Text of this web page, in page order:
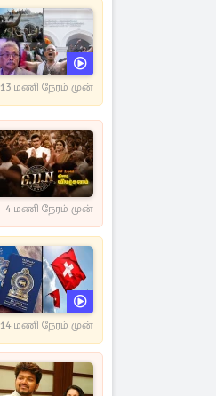
13 மணி நேரம் முன்
4 மணி நேரம் முன்
14 மணி நேரம் முன்